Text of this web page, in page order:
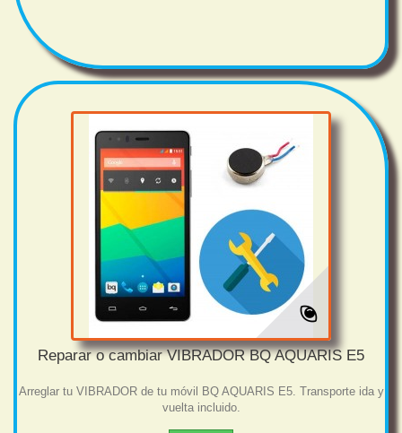
Reparar o cambiar VIBRADOR BQ AQUARIS E5
Arreglar tu VIBRADOR de tu móvil BQ AQUARIS E5. Transporte ida y
vuelta incluido.